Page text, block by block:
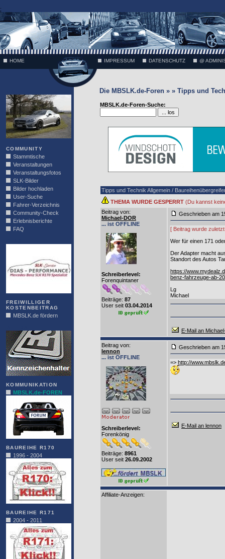
;
HOME IMPRESSUM DATENSCHUTZ @
COMMUNITY
Stammtische
Veranstaltungen
Veranstaltungsfotos
SLK-Bilder
Bilder hochladen
User-Suche
Fahrer-Verzeichnis
Community-Check
Erlebnisberichte
FAQ
FREIWILLIGER
KOSTENBEITRAG
MBSLK.de fördern
KOMMUNIKATION
MBSLK.de-FOREN
BAUREIHE R170
1996 - 2004
BAUREIHE R171
2004 - 2011
Die MBSLK.de-Foren » » Tipps und
MBSLK.de-Foren-Suche:
Tipps und Technik Allgemein /
THEMA WURDE GESPERRT (Du kannst
Beitrag von:
Michael-DOR
... ist OFFLINE
Schreiberlevel:
Forenquintaner
Beiträge: 87
User seit 03.04.2014
Geschrieben am
[ Beitrag wurde
Wer für einen 171
Der Adapter macht
Standort des Autos
https://
benz-fahrzeuge-ab-
Lg
Michael
E-Mail an
Beitrag von:
lennon
... ist OFFLINE
Schreiberlevel:
Forenkönig
Beiträge: 8961
User seit 26.09.2002
Geschrieben am
=> http://
E-Mail an lennon
Affiliate-Anzeigen: